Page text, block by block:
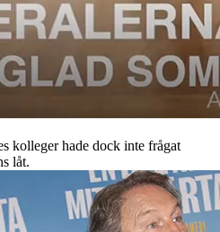
kolleger hade dock inte frågat
låt.